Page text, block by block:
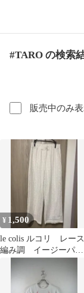
#TARO の検索
販売中のみ
¥ 1,500
le colis ルコリ レース
編み調 イージーパン